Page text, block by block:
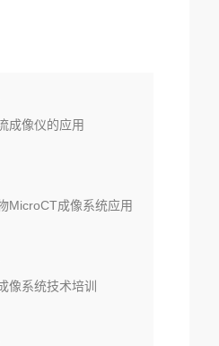
成像仪的应用
MicroCT成像系统应用
像系统技术培训